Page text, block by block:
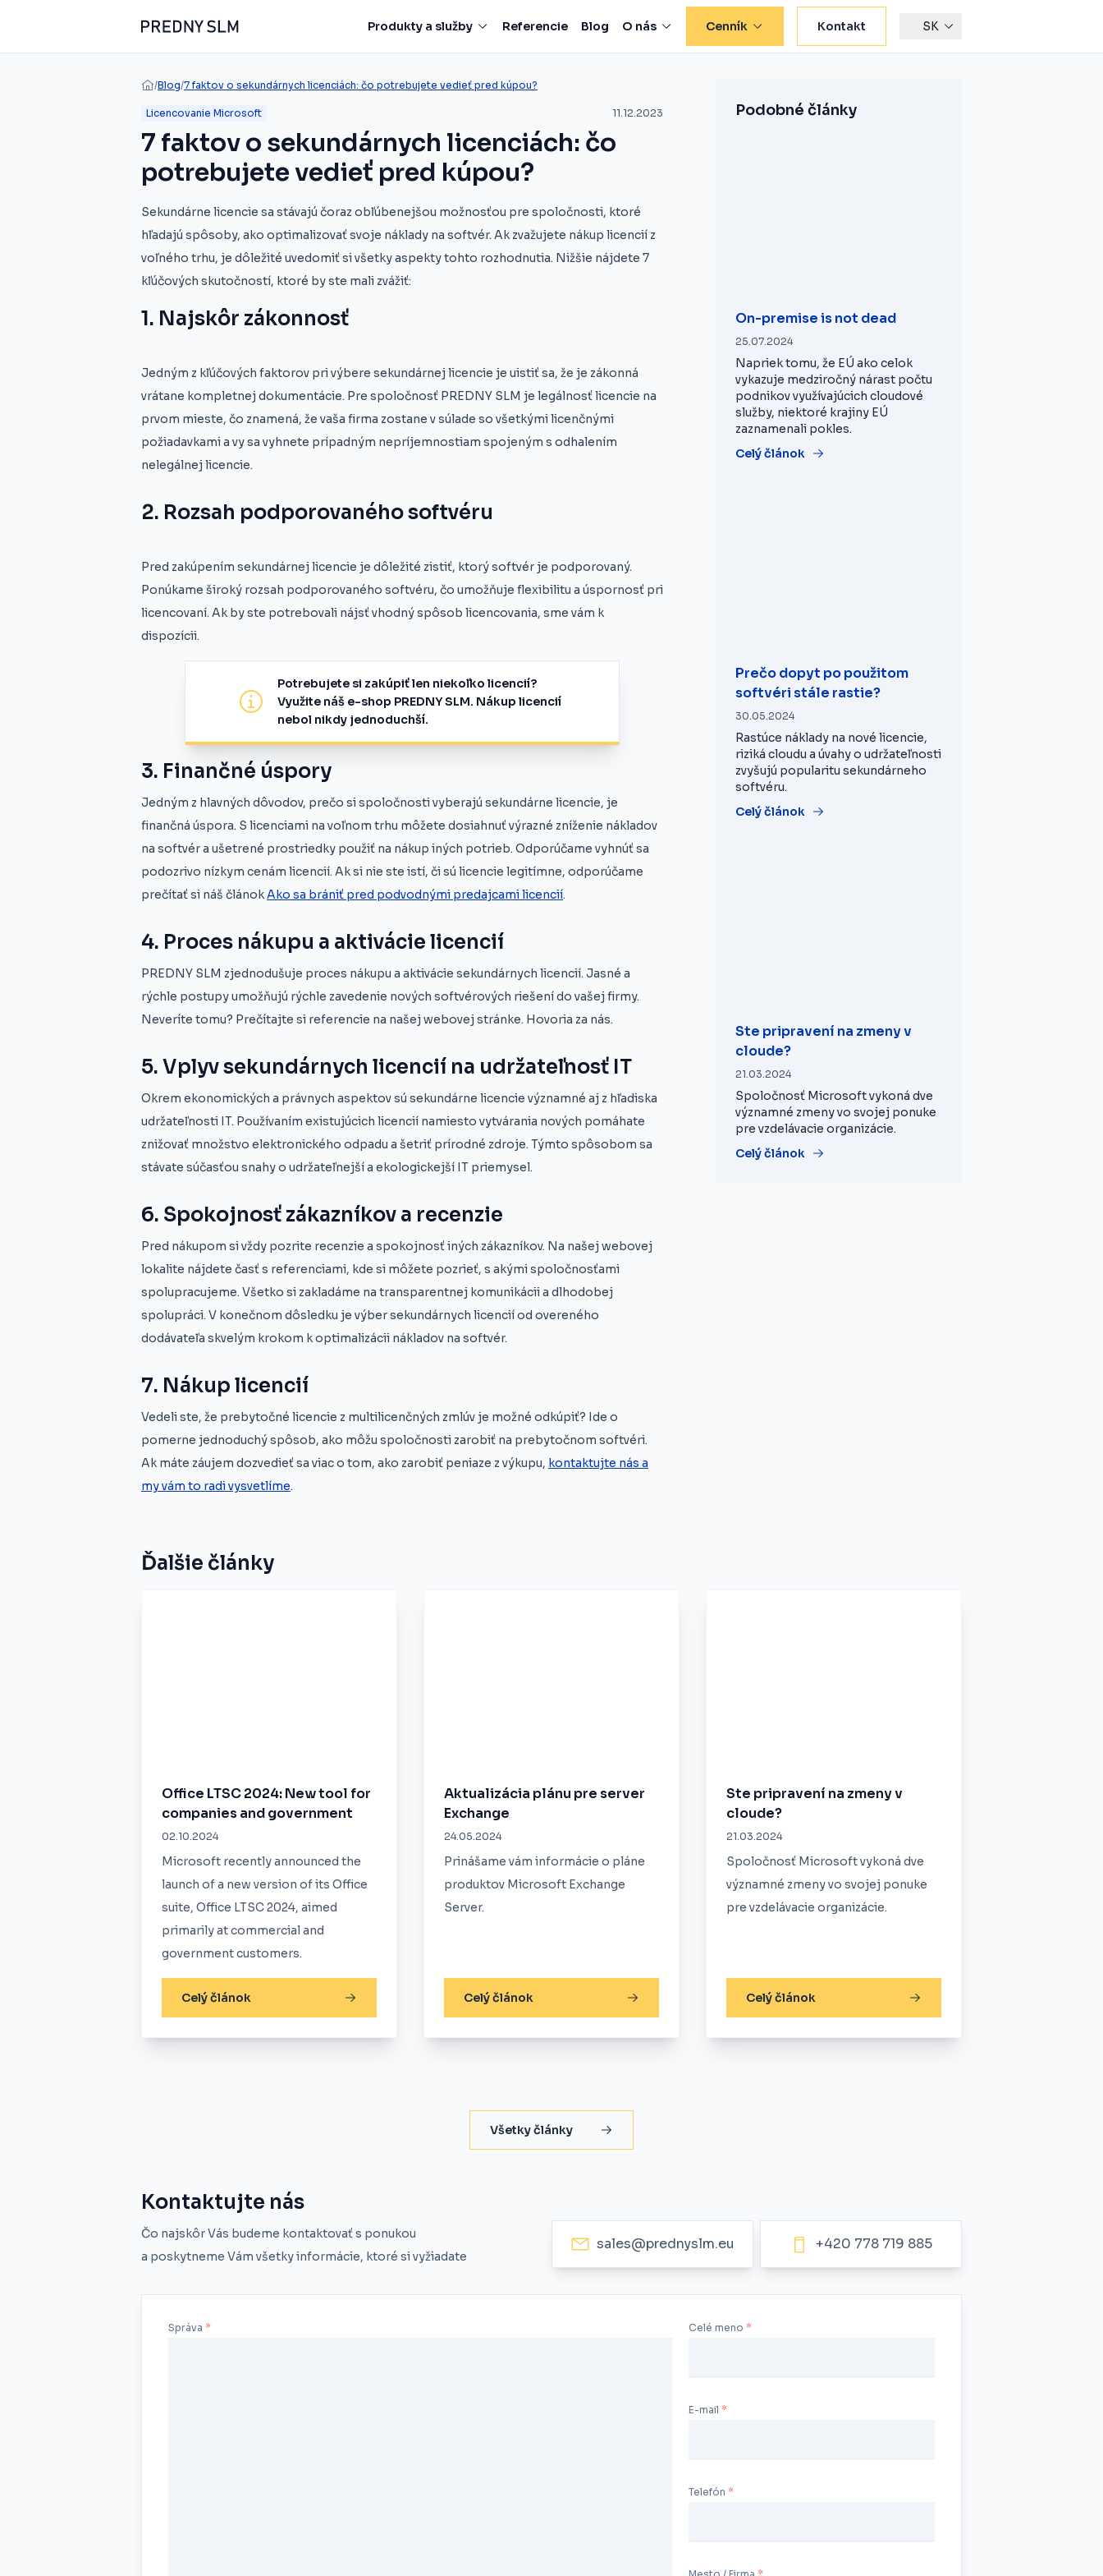
Produkty a služby Referencie Blog O nás Cenník Kontakt SK
/Blog/7 faktov o sekundárnych licenciách: čo potrebujete vedieť pred kúpou?
Licencovanie Microsoft 11.12.2023
7 faktov o sekundárnych licenciách: čo
potrebujete vedieť pred kúpou?
Sekundárne licencie sa stávajú čoraz obľúbenejšou možnosťou pre spoločnosti, ktoré
hľadajú spôsoby, ako optimalizovať svoje náklady na softvér. Ak zvažujete nákup licencií z
voľného trhu, je dôležité uvedomiť si všetky aspekty tohto rozhodnutia. Nižšie nájdete 7
kľúčových skutočností, ktoré by ste mali zvážiť:
1. Najskôr zákonnosť
Jedným z kľúčových faktorov pri výbere sekundárnej licencie je uistiť sa, že je zákonná
vrátane kompletnej dokumentácie. Pre spoločnosť PREDNY SLM je legálnosť licencie na
prvom mieste, čo znamená, že vaša firma zostane v súlade so všetkými licenčnými
požiadavkami a vy sa vyhnete prípadným nepríjemnostiam spojeným s odhalením
nelegálnej licencie.
2. Rozsah podporovaného softvéru
Pred zakúpením sekundárnej licencie je dôležité zistiť, ktorý softvér je podporovaný.
Ponúkame široký rozsah podporovaného softvéru, čo umožňuje flexibilitu a úspornosť pri
licencovaní. Ak by ste potrebovali nájsť vhodný spôsob licencovania, sme vám k
dispozícii.
Potrebujete si zakúpiť len niekoľko licencií?
Využite náš e-shop PREDNY SLM. Nákup licencií
nebol nikdy jednoduchší.
3. Finančné úspory
Jedným z hlavných dôvodov, prečo si spoločnosti vyberajú sekundárne licencie, je
finančná úspora. S licenciami na voľnom trhu môžete dosiahnuť výrazné zníženie nákladov
na softvér a ušetrené prostriedky použiť na nákup iných potrieb. Odporúčame vyhnúť sa
podozrivo nízkym cenám licencií. Ak si nie ste istí, či sú licencie legitímne, odporúčame
prečítať si náš článokAko sa brániť pred podvodnými predajcami licencií.
4. Proces nákupu a aktivácie licencií
PREDNY SLM zjednodušuje proces nákupu a aktivácie sekundárnych licencií. Jasné a
rýchle postupy umožňujú rýchle zavedenie nových softvérových riešení do vašej firmy.
Neveríte tomu? Prečítajte si referencie na našej webovej stránke. Hovoria za nás.
5. Vplyv sekundárnych licencií na udržateľnosť IT
Okrem ekonomických a právnych aspektov sú sekundárne licencie významné aj z hľadiska
udržateľnosti IT. Používaním existujúcich licencií namiesto vytvárania nových pomáhate
znižovať množstvo elektronického odpadu a šetriť prírodné zdroje. Týmto spôsobom sa
stávate súčasťou snahy o udržateľnejší a ekologickejší IT priemysel.
6. Spokojnosť zákazníkov a recenzie
Pred nákupom si vždy pozrite recenzie a spokojnosť iných zákazníkov. Na našej webovej
lokalite nájdete časť s referenciami, kde si môžete pozrieť, s akými spoločnosťami
spolupracujeme. Všetko si zakladáme na transparentnej komunikácii a dlhodobej
spolupráci. V konečnom dôsledku je výber sekundárnych licencií od overeného
dodávateľa skvelým krokom k optimalizácii nákladov na softvér.
7. Nákup licencií
Vedeli ste, že prebytočné licencie z multilicenčných zmlúv je možné odkúpiť? Ide o
pomerne jednoduchý spôsob, ako môžu spoločnosti zarobiť na prebytočnom softvéri.
Ak máte záujem dozvedieť sa viac o tom, ako zarobiť peniaze z výkupu, kontaktujte nás a
my vám to radi vysvetlíme.
Podobné články
On-premise is not dead
25.07.2024
Napriek tomu, že EÚ ako celok
vykazuje medziročný nárast počtu
podnikov využívajúcich cloudové
služby, niektoré krajiny EÚ
zaznamenali pokles.
Celý článok
Prečo dopyt po použitom
softvéri stále rastie?
30.05.2024
Rastúce náklady na nové licencie,
riziká cloudu a úvahy o udržateľnosti
zvyšujú popularitu sekundárneho
softvéru.
Celý článok
Ste pripravení na zmeny v
cloude?
21.03.2024
Spoločnosť Microsoft vykoná dve
významné zmeny vo svojej ponuke
pre vzdelávacie organizácie.
Celý článok
Ďalšie články
Office LTSC 2024: New tool for
companies and government
02.10.2024
Microsoft recently announced the
launch of a new version of its Office
suite, Office LTSC 2024, aimed
primarily at commercial and
government customers.
Celý článok
Aktualizácia plánu pre server
Exchange
24.05.2024
Prinášame vám informácie o pláne
produktov Microsoft Exchange
Server.
Celý článok
Ste pripravení na zmeny v
cloude?
21.03.2024
Spoločnosť Microsoft vykoná dve
významné zmeny vo svojej ponuke
pre vzdelávacie organizácie.
Celý článok
Všetky články
Kontaktujte nás
Čo najskôr Vás budeme kontaktovať s ponukou
a poskytneme Vám všetky informácie, ktoré si vyžiadate
sales@prednyslm.eu +420 778 719 885
Správa Celé meno
E-mail
Telefón